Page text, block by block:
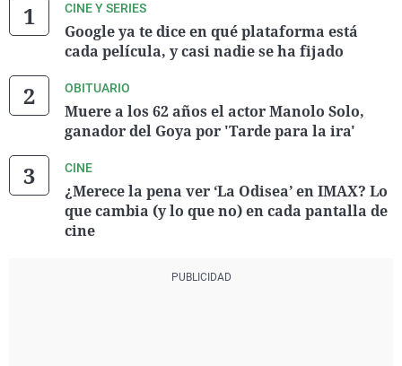
CINE Y SERIES
Google ya te dice en qué plataforma está
cada película, y casi nadie se ha fijado
OBITUARIO
Muere a los 62 años el actor Manolo Solo,
ganador del Goya por 'Tarde para la ira'
CINE
¿Merece la pena ver ‘La Odisea’ en IMAX? Lo
que cambia (y lo que no) en cada pantalla de
cine